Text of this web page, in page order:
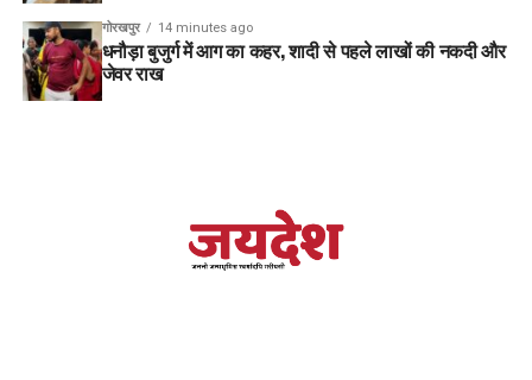
गोरखपुर 14 minutes ago
धनौड़ा बुजुर्ग में आग का कहर, शादी से पहले लाखों की नकदी और
जेवर राख